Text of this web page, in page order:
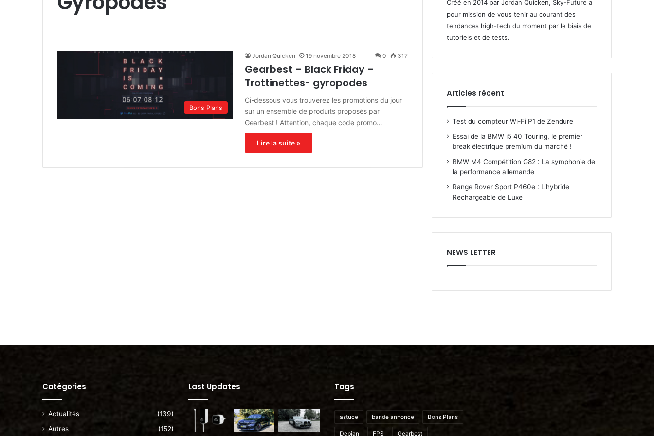
Bons Plans
Jordan Quicken 19 novembre 2018 0 317
Gearbest – Black Friday –
Trottinettes- gyropodes
Ci-dessous vous trouverez les promotions du jour
sur un ensemble de produits proposés par
Gearbest ! Attention, chaque code promo…
Lire la suite »
Créé en 2014 par Jordan Quicken, Sky-Future a
pour mission de vous tenir au courant des
tendances high-tech du moment par le biais de
tutoriels et de tests.
Articles récent
Test du compteur Wi-Fi P1 de Zendure
Essai de la BMW i5 40 Touring, le premier
break électrique premium du marché !
BMW M4 Compétition G82 : La symphonie de
la performance allemande
Range Rover Sport P460e : L’hybride
Rechargeable de Luxe
NEWS LETTER
Catégories
Actualités
(139)
Autres
(152)
Last Updates Tags
astuce bande annonce Bons Plans
Debian FPS Gearbest